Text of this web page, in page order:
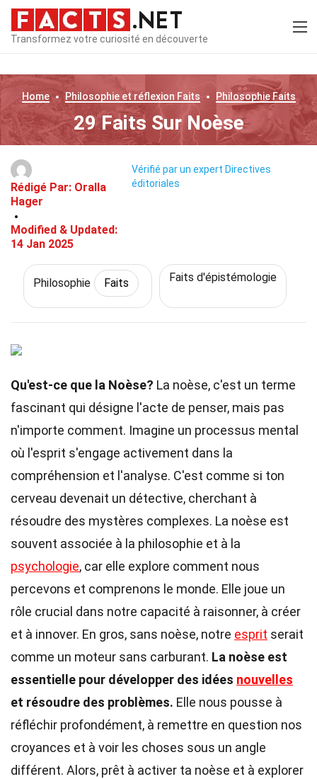
Transformez votre curiosité en découverte
Home Philosophie et réflexion Faits PhilosophieFaits
29 Faits Sur Noèse
Rédigé Par: Oralla
Hager
Modified & Updated:
14 Jan 2025
Vérifié par un expert Directives
éditoriales
Philosophie Faits Faits d'épistémologie
Qu'est-ce que la Noèse? La noèse, c'est un terme
fascinant qui désigne l'acte de penser, mais pas
n'importe comment. Imagine un processus mental
où l'esprit s'engage activement dans la
compréhension et l'analyse. C'est comme si ton
cerveau devenait un détective, cherchant à
résoudre des mystères complexes. La noèse est
souvent associée à la philosophie et à la
psychologie, car elle explore comment nous
percevons et comprenons le monde. Elle joue un
rôle crucial dans notre capacité à raisonner, à créer
et à innover. En gros, sans noèse, notre esprit serait
comme un moteur sans carburant. La noèse est
essentielle pour développer des idées nouvelles
et résoudre des problèmes. Elle nous pousse à
réfléchir profondément, à remettre en question nos
croyances et à voir les choses sous un angle
différent. Alors, prêt à activer ta noèse et à explorer